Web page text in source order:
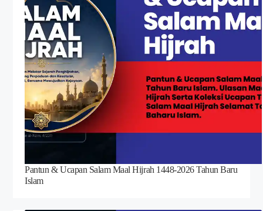
Pantun & Ucapan Salam Maal Hijrah 1448-2026 Tahun Baru
Islam